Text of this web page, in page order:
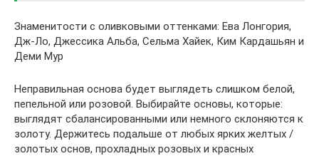
Знаменитости с оливковыми оттенками: Ева Лонгория,
Дж-Ло, Джессика Альба, Сельма Хайек, Ким Кардашьян и
Деми Мур
Неправильная основа будет выглядеть слишком белой,
пепельной или розовой. Выбирайте основы, которые:
выглядят сбалансированными или немного склоняются к
золоту. Держитесь подальше от любых ярких желтых /
золотых основ, прохладных розовых и красных